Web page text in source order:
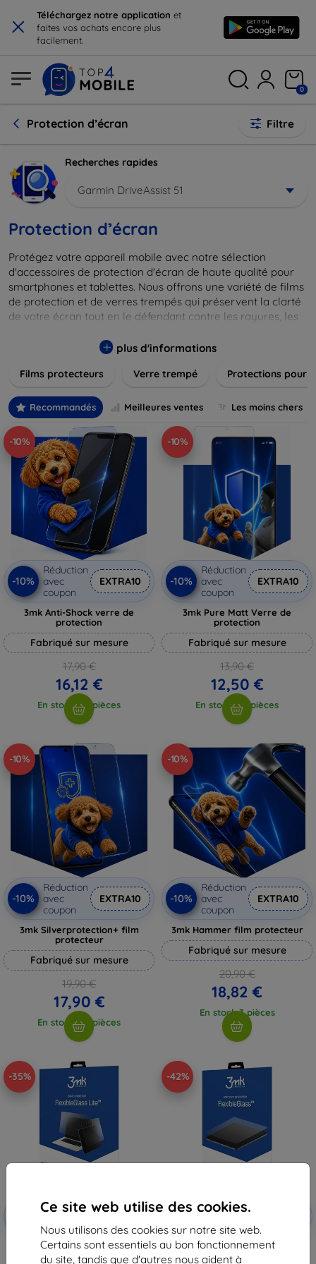
× Téléchargez notre application et
faites vos achats encore plus
facilement.
Ce site web utilise des cookies.
Nous utilisons des cookies sur notre site web.
Certains sont essentiels au bon fonctionnement
du site, tandis que d'autres nous aident à
0
Protection d’écran Filtre
Recherches rapides
Garmin DriveAssist 51
Protection d’écran
Protégez votre appareil mobile avec notre sélection
d'accessoires de protection d'écran de haute qualité pour
smartphones et tablettes. Nous offrons une variété de films
de protection et de verres trempés qui préservent la clarté
de votre écran tout en le défendant contre les rayures, les
s'adapter parfaitement à votre appareil, garantissant une
compromis sur la sensibilité tactile. Explorez notre gamme
besoins et assurez-vous que votre écran reste comme neuf,
longtemps.
plus d'informations
Films protecteurs Verre trempé Protections pour
Recommandés Meilleures ventes Les moins chers
-10%
-10%
Réduction
avec
coupon
EXTRA10
3mk Anti-Shock verre de
protection
Fabriqué sur mesure
17,90 €
16,12 €
En stock > 5 pièces
-10%
-10%
Réduction
avec
coupon
EXTRA10
3mk Pure Matt Verre de
protection
Fabriqué sur mesure
13,90 €
12,50 €
En stock > 5 pièces
-10%
-10%
Réduction
avec
coupon
EXTRA10
3mk Silverprotection+ film
protecteur
Fabriqué sur mesure
19,90 €
17,90 €
En stock > 5 pièces
-10%
-10%
Réduction
avec
coupon
EXTRA10
3mk Hammer film protecteur
Fabriqué sur mesure
20,90 €
18,82 €
En stock 3 pièces
-35%
Réduction
avec
coupon
EXTRA10
3MK FlexibleGlass Lite Garmin
DriveAssist 51 5" verre trempé
-42%
-10%
Réduction
avec
coupon
3MK FlexibleGlass Garmin
DriveAssist 51 5" verre trempé